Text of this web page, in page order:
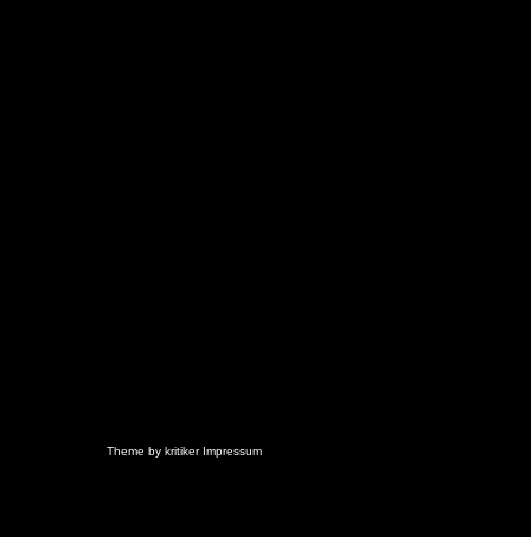
Theme by kritikerImpressum